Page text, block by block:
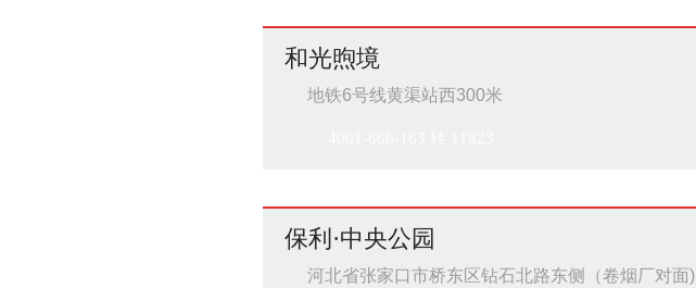
和光煦境
地铁6号线黄渠站西300米
保利·中央公园
河北省张家口市桥东区钻石北路东侧（卷烟厂对面)